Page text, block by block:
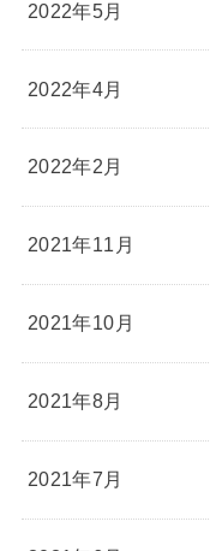
2022年5月
2022年4月
2022年2月
2021年11月
2021年10月
2021年8月
2021年7月